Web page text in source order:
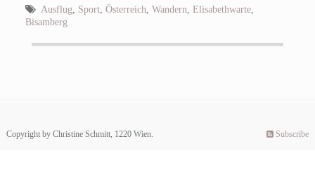
Ausflug Sport, Österreich Wandern Elisabethwarte,
Bisamberg
Copyright by Christine Schmitt, 1220 Wien. Subscribe